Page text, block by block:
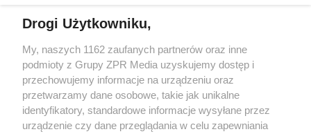
Drogi Użytkowniku,
My, naszych 1162 zaufanych partnerów oraz inne
podmioty z Grupy ZPR Media uzyskujemy dostęp i
przechowujemy informacje na urządzeniu oraz
przetwarzamy dane osobowe, takie jak unikalne
identyfikatory, standardowe informacje wysyłane przez
urządzenie czy dane przeglądania w celu zapewniania